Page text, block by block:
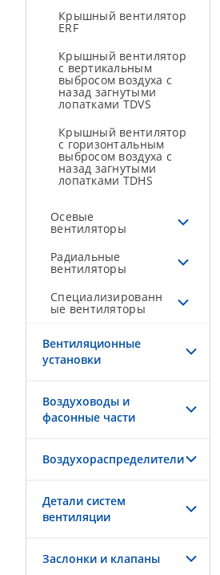
Крышный вентилятор
ERF
Крышный вентилятор
с вертикальным
выбросом воздуха с
назад загнутыми
лопатками TDVS
Крышный вентилятор
с горизонтальным
выбросом воздуха с
назад загнутыми
лопатками TDHS
Осевые
вентиляторы
Радиальные
вентиляторы
Специализированн
ые вентиляторы
Вентиляционные
установки
Воздуховоды и
фасонные части
Воздухораспределители
Детали систем
вентиляции
Заслонки и клапаны